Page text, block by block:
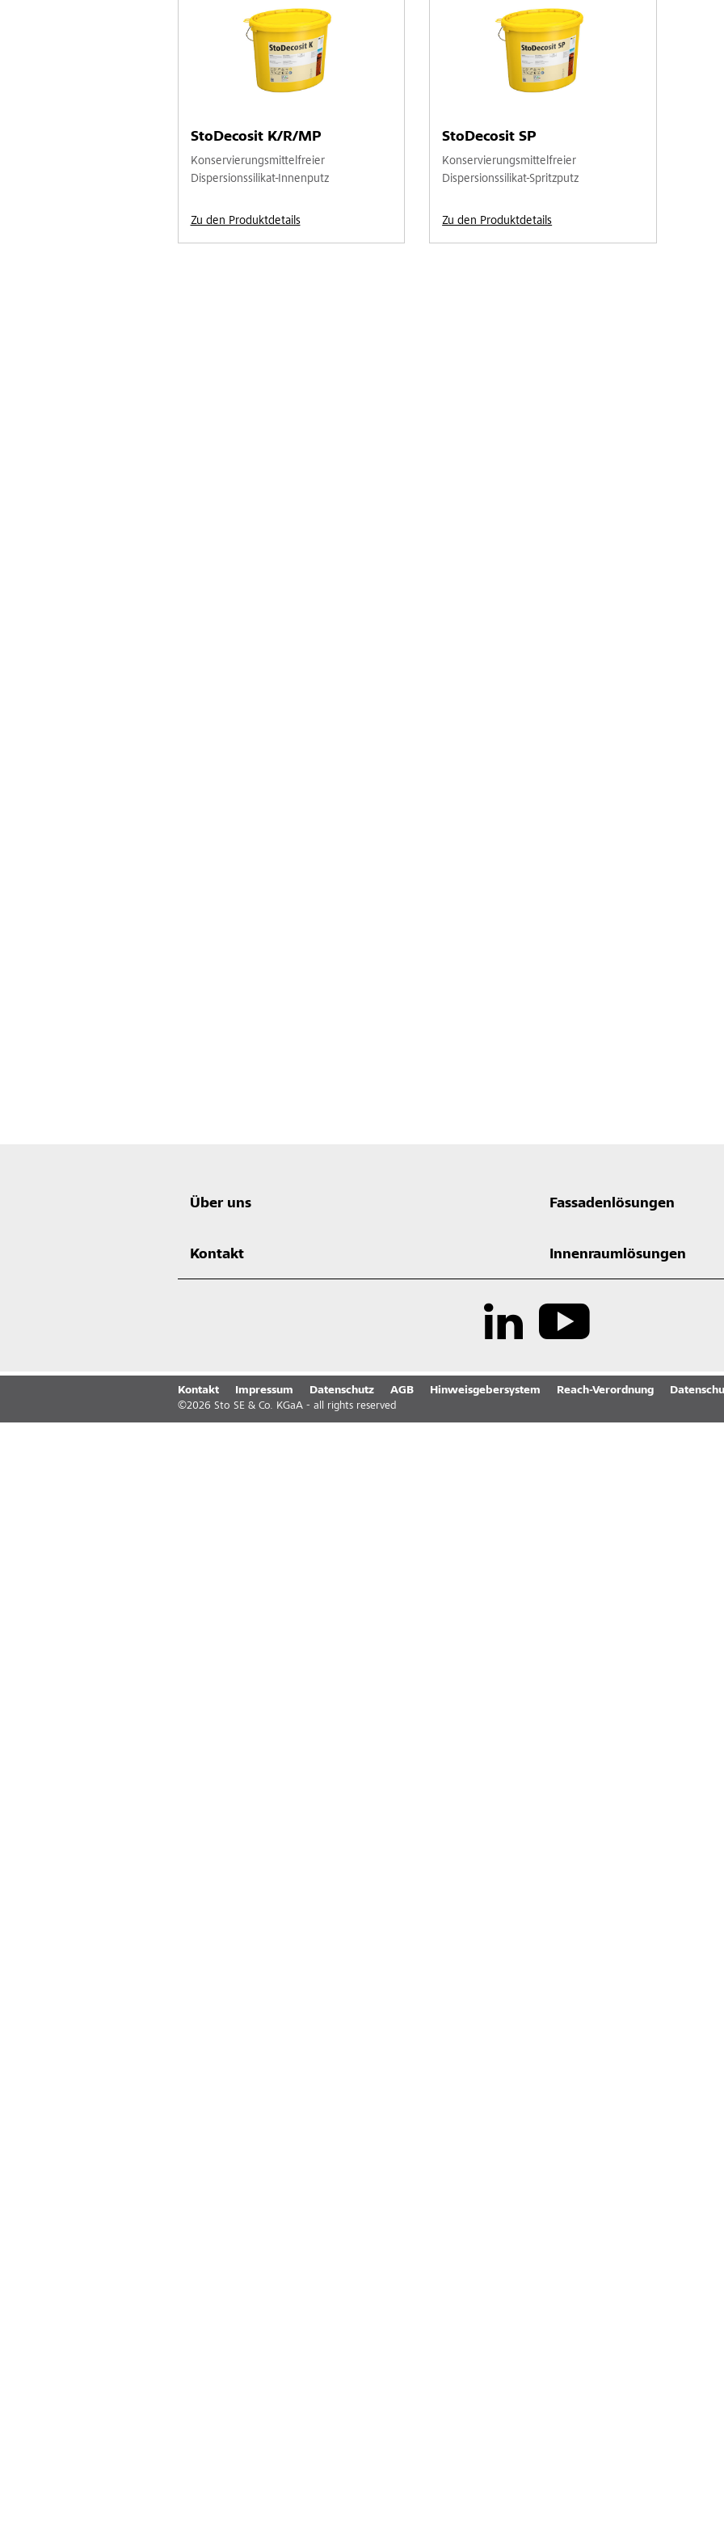
StoDecosit K/R/MP
Konservierungsmittelfreier
Dispersionssilikat-Innenputz
Zu den Produktdetails
StoDecosit SP
Konservierungsmittelfreier
Dispersionssilikat-Spritzputz
Zu den Produktdetails
Über uns Fassadenlösungen
Kontakt Innenraumlösungen
Kontakt Impressum Datenschutz AGB Hinweisgebersystem Reach-Verordnung
©2026 Sto SE & Co. KGaA - all rights reserved